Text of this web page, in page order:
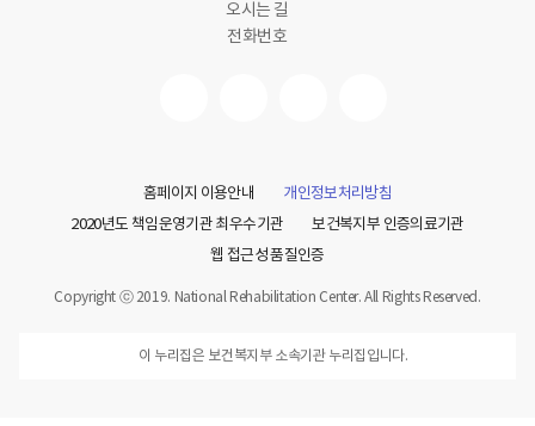
오시는 길
전화번호
홈페이지 이용안내
개인정보처리방침
2020년도 책임운영기관 최우수기관
보건복지부 인증의료기관
웹 접근성 품질인증
Copyright ⓒ 2019. National Rehabilitation Center. All Rights Reserved.
이 누리집은 보건복지부 소속기관 누리집입니다.